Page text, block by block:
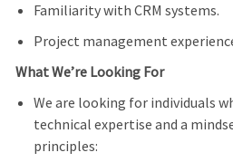
Familiarity with CRM systems.
Project management
What We’re Looking For
We are looking for individuals
technical expertise and a
principles: